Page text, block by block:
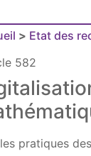
> Etat des
582
pratiques